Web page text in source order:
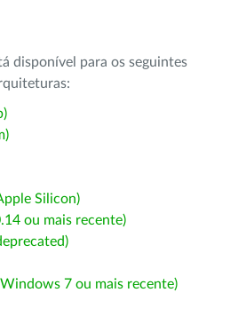
disponível para os seguintes
Silicon)
ou mais recente)
7 ou mais recente)